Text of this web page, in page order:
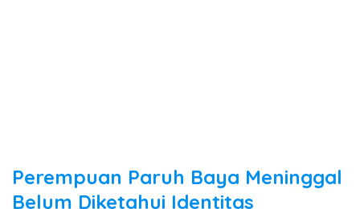
Perempuan Paruh Baya Meninggal
Belum Diketahui Identitas